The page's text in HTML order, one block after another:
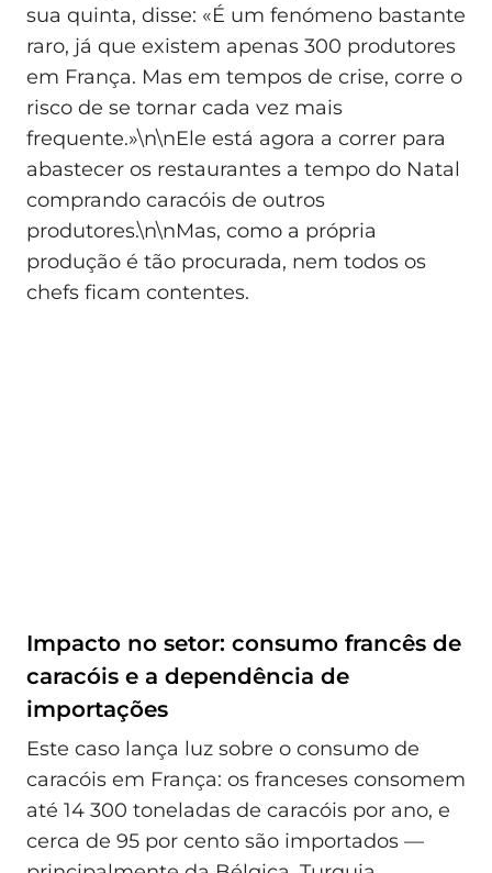
sua quinta, disse: «É um fenómeno bastante
raro, já que existem apenas 300 produtores
em França. Mas em tempos de crise, corre o
risco de se tornar cada vez mais
frequente.»\n\nEle está agora a correr para
abastecer os restaurantes a tempo do Natal
comprando caracóis de outros
produtores.\n\nMas, como a própria
produção é tão procurada, nem todos os
chefs ficam contentes.
Impacto no setor: consumo francês de
caracóis e a dependência de
importações
Este caso lança luz sobre o consumo de
caracóis em França: os franceses consomem
até 14 300 toneladas de caracóis por ano, e
cerca de 95 por cento são importados —